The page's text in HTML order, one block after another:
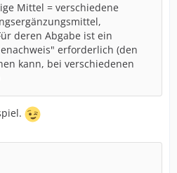
Mittel = verschiedene
deren Abgabe ist ein
erforderlich (den
kann, bei verschiedenen